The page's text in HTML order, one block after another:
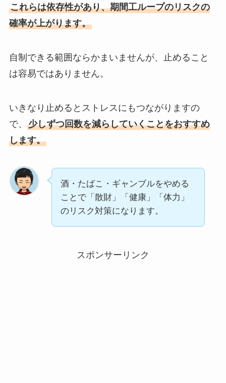
これらは依存性があり、期間工ループのリスクの
確率が上がります。
自制できる範囲ならかまいませんが、止めること
は容易ではありません。
いきなり止めるとストレスにもつながりますの
で、 少しずつ回数を減らしていくことをおすすめ
します。
酒・たばこ・ギャンブルをやめる
ことで「散財」「健康」「体力」
のリスク対策になります。
スポンサーリンク